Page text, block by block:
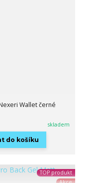
Wallet černé
skladem
do košíku
TOP produkt